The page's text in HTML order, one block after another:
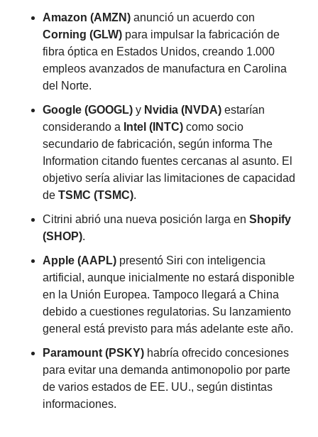
Amazon (AMZN)
Corning (GLW) para impulsar la fabricación de
fibra óptica en Estados Unidos, creando 1.000
empleos avanzados de manufactura en Carolina
del Norte.
Google (GOOGL) y Nvidia (NVDA) estarían
considerando a Intel (INTC) como socio
secundario de fabricación, según informa The
Information citando fuentes cercanas al asunto. El
objetivo sería aliviar las limitaciones de capacidad
de TSMC (TSMC).
Citrini abrió una nueva posición larga en Shopify
(SHOP).
Apple (AAPL) presentó Siri con inteligencia
artificial, aunque inicialmente no estará disponible
en la Unión Europea. Tampoco llegará a China
debido a cuestiones regulatorias. Su lanzamiento
general está previsto para más adelante este año.
Paramount (PSKY) habría ofrecido concesiones
para evitar una demanda antimonopolio por parte
de varios estados de EE. UU., según distintas
informaciones.